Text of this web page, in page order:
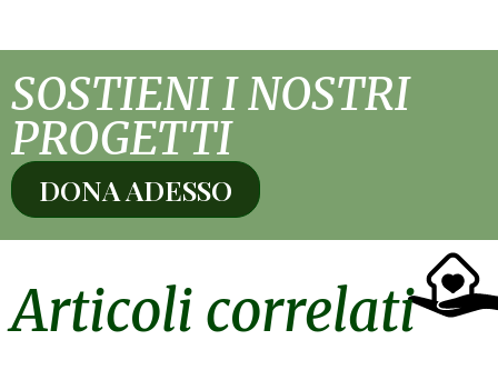
SOSTIENI I NOSTRI
PROGETTI
DONA ADESSO
Articoli correlati